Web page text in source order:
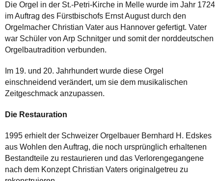
Die Orgel in der St.-Petri-Kirche in Melle wurde im Jahr 1724
im Auftrag des Fürstbischofs Ernst August durch den
Orgelmacher Christian Vater aus Hannover gefertigt. Vater
war Schüler von Arp Schnitger und somit der norddeutschen
Orgelbautradition verbunden.
Im 19. und 20. Jahrhundert wurde diese Orgel
einschneidend verändert, um sie dem musikalischen
Zeitgeschmack anzupassen.
Die Restauration
1995 erhielt der Schweizer Orgelbauer Bernhard H. Edskes
aus Wohlen den Auftrag, die noch ursprünglich erhaltenen
Bestandteile zu restaurieren und das Verlorengegangene
nach dem Konzept Christian Vaters originalgetreu zu